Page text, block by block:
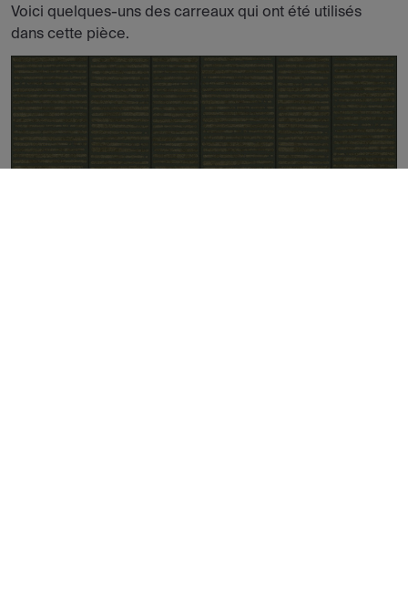
Voici quelques-uns des carreaux qui ont été utilisés
dans cette pièce.